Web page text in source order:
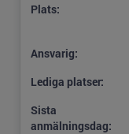
Plats:
Ansvarig:
Lediga platser:
Sista
anmälningsdag: